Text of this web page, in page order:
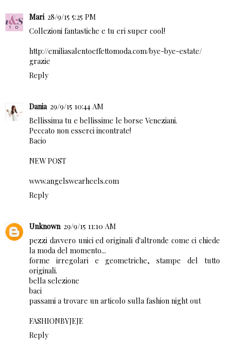
Mari 28/9/15 5:25 PM
Collezioni fantastiche e tu eri super cool!
http://emiliasalentoeffettomoda.com/bye-bye-estate/
grazie
Reply
Dania 29/9/15 10:44 AM
Bellissima tu e bellissime le borse Veneziani.
Peccato non esserci incontrate!
Bacio
NEW POST
www.angelswearheels.com
Reply
Unknown 29/9/15 11:10 AM
pezzi davvero unici ed originali d'altronde come ci chiede
la moda del momento...
forme irregolari e geometriche, stampe del tutto
originali.
bella selezione
baci
passami a trovare un articolo sulla fashion night out
FASHIONBYJEJE
Reply